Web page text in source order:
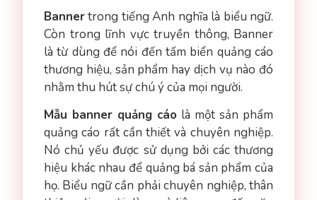
Bannertrong tiếng Anh nghĩa là biểu ngữ.
Còn trong lĩnh vực truyền thông, Banner
là từ dùng để nói đến tấm biển quảng cáo
thương hiệu, sản phẩm hay dịch vụ nào đó
nhằm thu hút sự chú ý của mọi người.
Mẫu banner quảng cáo là một sản phẩm
quảng cáo rất cần thiết và chuyên nghiệp.
Nó chủ yếu được sử dụng bởi các thương
hiệu khác nhau để quảng bá sản phẩm của
họ. Biểu ngữ cần phải chuyên nghiệp, thân